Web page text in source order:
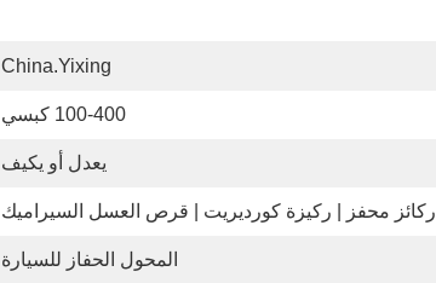
China.Yixing
100-400 كبسي
يعدل أو يكيف
ركائز محفز | ركيزة كورديريت | قرص العسل السيراميك
المحول الحفاز للسيارة